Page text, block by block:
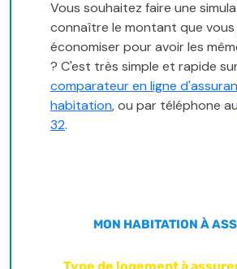
Vous souhaitez faire une
connaître le montant que vous
économiser pour avoir les
? C'est très simple et rapide
comparateur en ligne
habitation, ou par téléphone au
32.